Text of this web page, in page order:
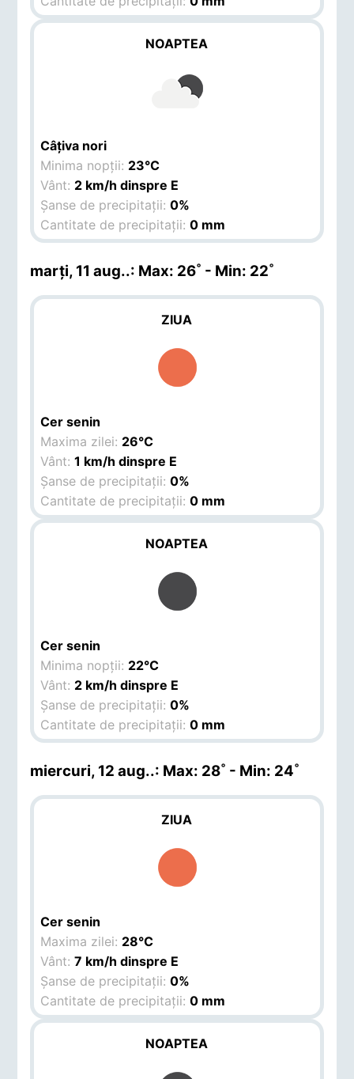
NOAPTEA
Câțiva nori
Minima nopții: 23°C
Vânt: 2 km/h dinspre E
Șanse de precipitații:0%
Cantitate de precipitații:0 mm
marți, 11 aug..: Max: 26˚ - Min: 22˚
ZIUA
Cer senin
Maxima zilei: 26°C
Vânt:1 km/h dinspre E
Șanse de precipitații:0%
Cantitate de precipitații:0 mm
NOAPTEA
Cer senin
Minima nopții: 22°C
Vânt: 2 km/h dinspre E
Șanse de precipitații:0%
Cantitate de precipitații:0 mm
miercuri, 12 aug..: Max: 28˚ - Min: 24˚
ZIUA
Cer senin
Maxima zilei: 28°C
Vânt:7 km/h dinspre E
Șanse de precipitații:0%
Cantitate de precipitații:0 mm
NOAPTEA